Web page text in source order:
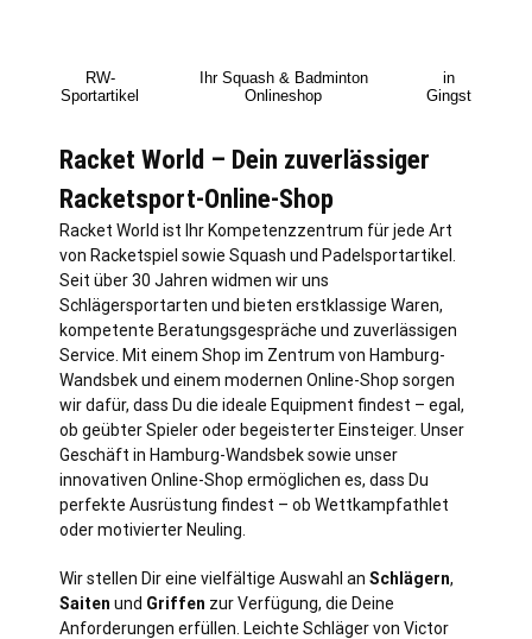
RW-
Sportartikel
Ihr Squash & Badminton
Onlineshop
in
Gingst
Racket World – Dein zuverlässiger
Racketsport-Online-Shop
Racket World ist Ihr Kompetenzzentrum für jede Art
von Racketspiel sowie Squash und Padelsportartikel.
Seit über 30 Jahren widmen wir uns
Schlägersportarten und bieten erstklassige Waren,
kompetente Beratungsgespräche und zuverlässigen
Service. Mit einem Shop im Zentrum von Hamburg-
Wandsbek und einem modernen Online-Shop sorgen
wir dafür, dass Du die ideale Equipment findest – egal,
ob geübter Spieler oder begeisterter Einsteiger. Unser
Geschäft in Hamburg-Wandsbek sowie unser
innovativen Online-Shop ermöglichen es, dass Du
perfekte Ausrüstung findest – ob Wettkampfathlet
oder motivierter Neuling.
Wir stellen Dir eine vielfältige Auswahl an Schlägern,
Saiten und Griffen zur Verfügung, die Deine
Anforderungen erfüllen. Leichte Schläger von Victor